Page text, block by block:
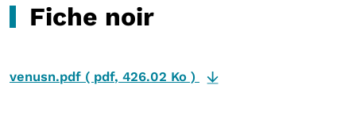
Fiche noir
venusn.pdf ( pdf, 426.02 Ko )